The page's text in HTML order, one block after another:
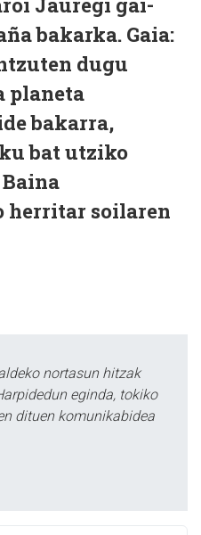
bakarka. Gaia:
dugu
planeta
bakarra,
bat utziko
herritar soilaren
nortasun hitzak
eginda, tokiko
dituen komunikabidea